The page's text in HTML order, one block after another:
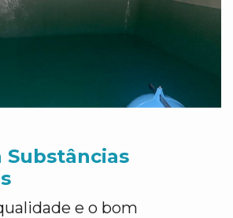
Substâncias
e o bom